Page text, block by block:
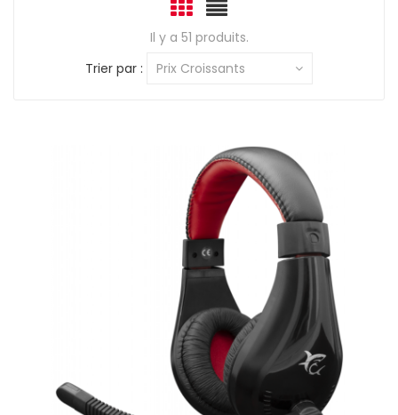
Il y a 51 produits.
Trier par :
Prix Croissants